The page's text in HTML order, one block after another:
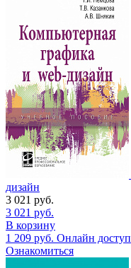
дизайн
3 021 руб.
3 021 руб.
В корзину
1 209 руб. Онлайн доступ
Ознакомиться